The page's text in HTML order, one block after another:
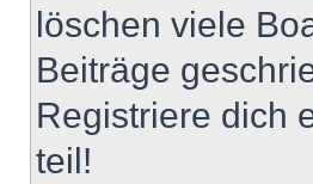
löschen viele
Beiträge
Registriere dich
teil!